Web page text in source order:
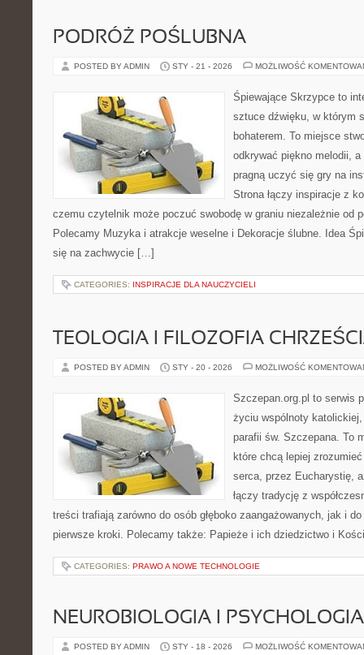
PODRÓŻ POŚLUBNA
POSTED BY ADMIN STY - 21 - 2026 MOŻLIWOŚĆ
Śpiewające Skrzypce to
sztuce dźwięku, w którym
bohaterem. To miejsce
odkrywać piękno melodii,
pragną uczyć się gry na
Strona łączy inspiracje z
czemu czytelnik może poczuć swobodę w graniu niezależnie od
Polecamy Muzyka i atrakcje weselne i Dekoracje ślubne. Idea
się na zachwycie […]
CATEGORIES: INSPIRACJE DLA NAUCZYCIELI
TEOLOGIA I FILOZOFIA
POSTED BY ADMIN STY - 20 - 2026 MOŻLIWOŚĆ
Szczepan.org.pl to serwis
życiu wspólnoty
parafii św. Szczepana. To
które chcą lepiej
serca, przez Eucharystię,
łączy tradycję z
treści trafiają zarówno do osób głęboko zaangażowanych, jak i
pierwsze kroki. Polecamy także: Papieże i ich dziedzictwo i
CATEGORIES: PRAWO A NOWE TECHNOLOGIE
NEUROBIOLOGIA I PSYCHOLOGIA
POSTED BY ADMIN STY - 18 - 2026 MOŻLIWOŚĆ